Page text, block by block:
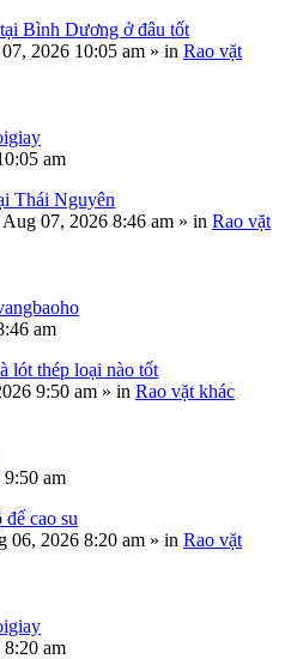
Bình Dương ở đâu tốt
2026 10:05 am » in Rao vặt
am
Thái Nguyên
07, 2026 8:46 am » in Rao vặt
am
lót thép loại nào tốt
9:50 am » in Rao vặt khác
am
cao su
06, 2026 8:20 am » in Rao vặt
am